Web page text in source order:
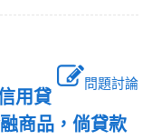
問題討論
用貸
商品，倘貸款